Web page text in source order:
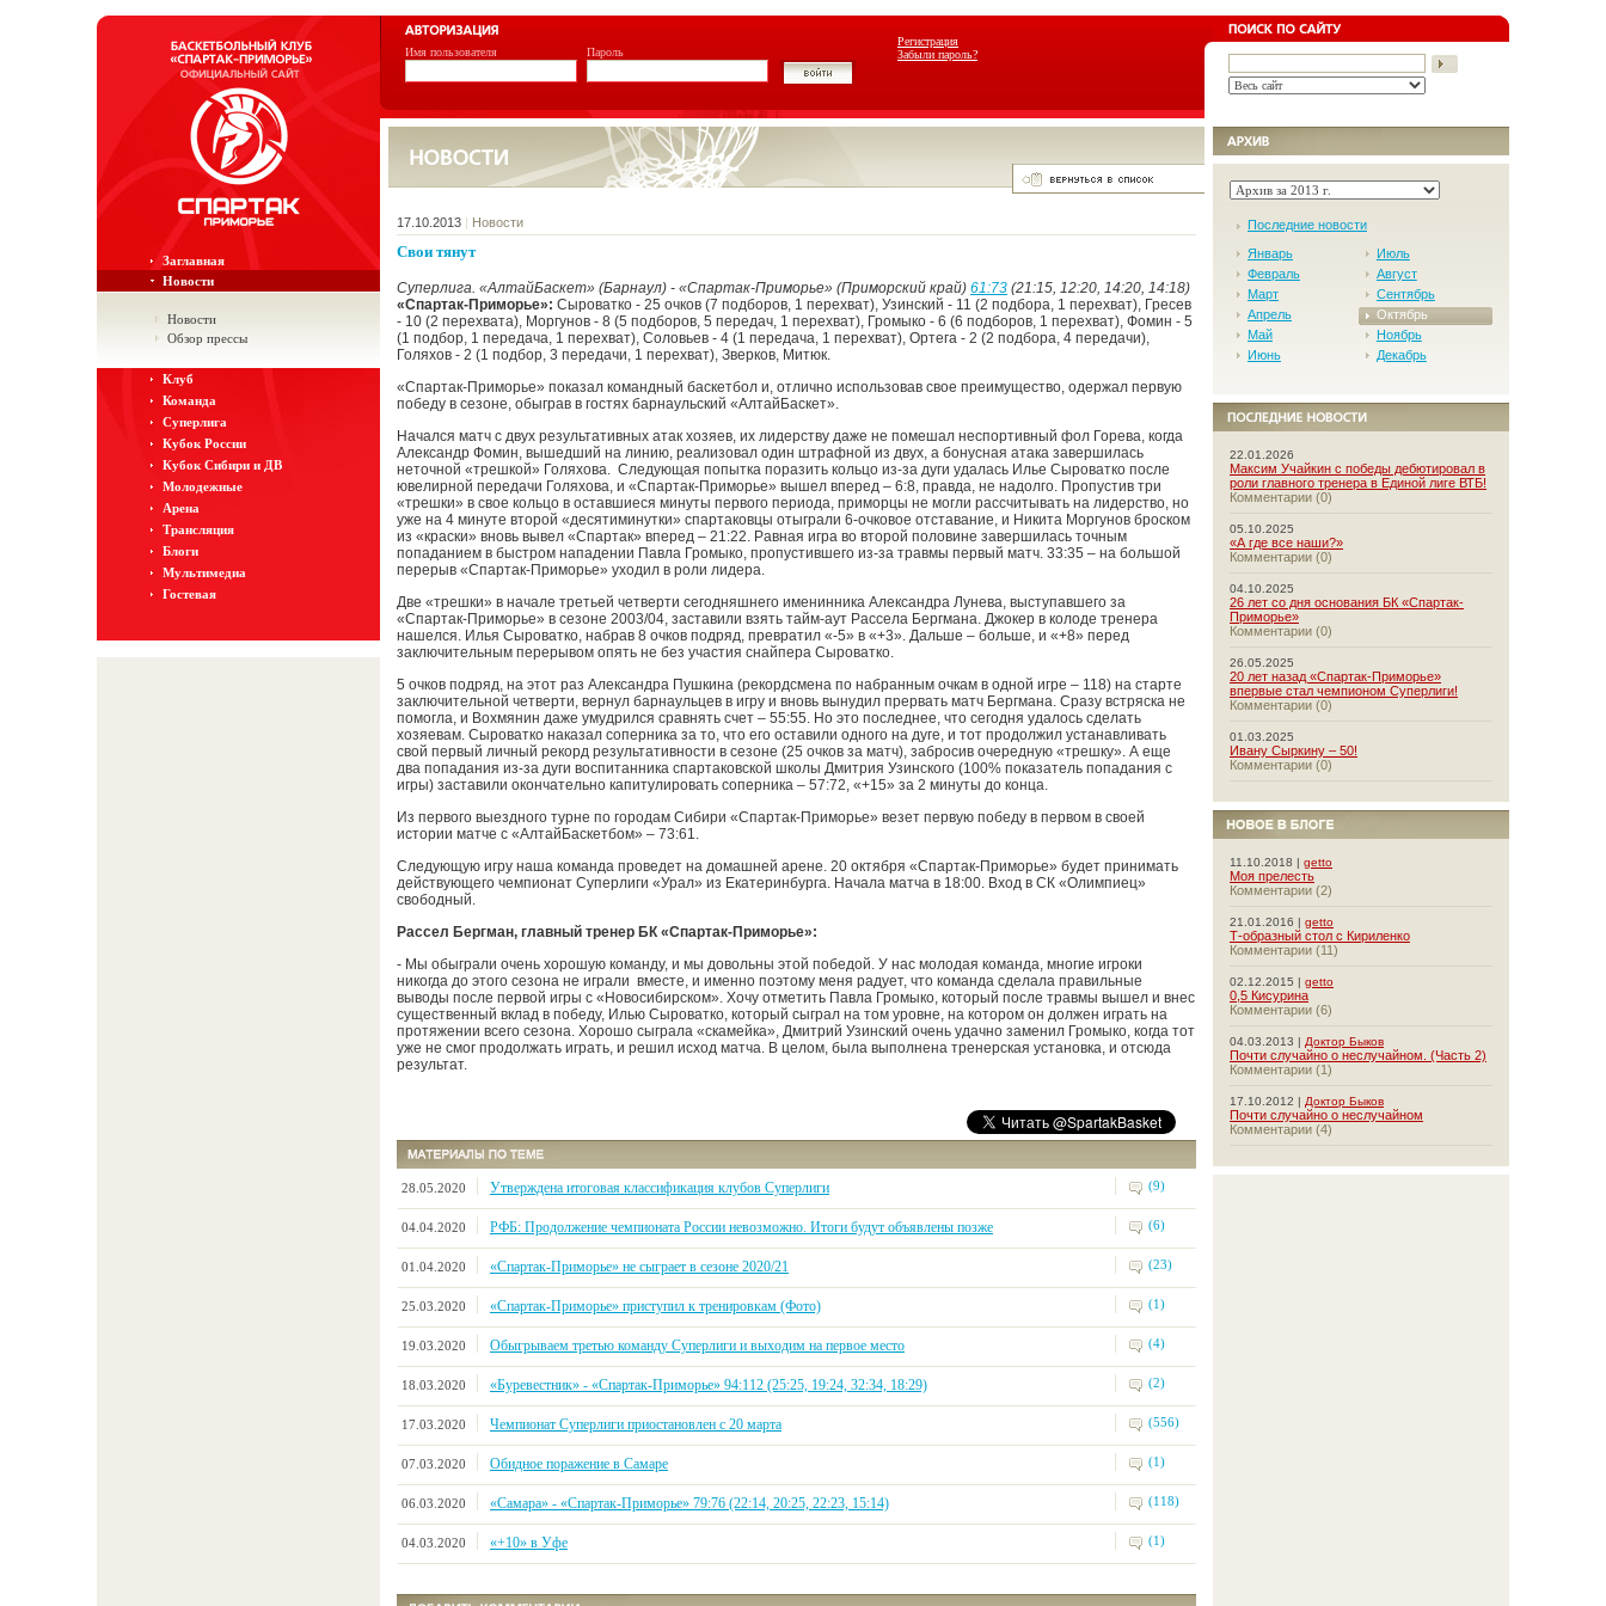
Регистрация
Забыли пароль?
Имя пользователя Пароль
Заглавная
Новости
Новости
Обзор прессы
Клуб
Команда
Суперлига
Кубок России
Кубок Сибири и ДВ
Молодежные
Арена
Трансляция
Блоги
Мультимедиа
Гостевая
17.10.2013 | Новости
Свои тянут
Суперлига. «АлтайБаскет» (Барнаул) - «Спартак-Приморье» (Приморский край) 61:73 (21:15, 12:20, 14:20, 14:18)
«Спартак-Приморье»: Сыроватко - 25 очков (7 подборов, 1 перехват), Узинский - 11 (2 подбора, 1 перехват), Гресев
- 10 (2 перехвата), Моргунов - 8 (5 подборов, 5 передач, 1 перехват), Громыко - 6 (6 подборов, 1 перехват), Фомин - 5
(1 подбор, 1 передача, 1 перехват), Соловьев - 4 (1 передача, 1 перехват), Ортега - 2 (2 подбора, 4 передачи),
Голяхов - 2 (1 подбор, 3 передачи, 1 перехват), Зверков, Митюк.
«Спартак-Приморье» показал командный баскетбол и, отлично использовав свое преимущество, одержал первую
победу в сезоне, обыграв в гостях барнаульский «АлтайБаскет».
Начался матч с двух результативных атак хозяев, их лидерству даже не помешал неспортивный фол Горева, когда
Александр Фомин, вышедший на линию, реализовал один штрафной из двух, а бонусная атака завершилась
неточной «трешкой» Голяхова. Следующая попытка поразить кольцо из-за дуги удалась Илье Сыроватко после
ювелирной передачи Голяхова, и «Спартак-Приморье» вышел вперед – 6:8, правда, не надолго. Пропустив три
«трешки» в свое кольцо в оставшиеся минуты первого периода, приморцы не могли рассчитывать на лидерство, но
уже на 4 минуте второй «десятиминутки» спартаковцы отыграли 6-очковое отставание, и Никита Моргунов броском
из «краски» вновь вывел «Спартак» вперед – 21:22. Равная игра во второй половине завершилась точным
попаданием в быстром нападении Павла Громыко, пропустившего из-за травмы первый матч. 33:35 – на большой
перерыв «Спартак-Приморье» уходил в роли лидера.
Две «трешки» в начале третьей четверти сегодняшнего именинника Александра Лунева, выступавшего за
«Спартак-Приморье» в сезоне 2003/04, заставили взять тайм-аут Рассела Бергмана. Джокер в колоде тренера
нашелся. Илья Сыроватко, набрав 8 очков подряд, превратил «-5» в «+3». Дальше – больше, и «+8» перед
заключительным перерывом опять не без участия снайпера Сыроватко.
5 очков подряд, на этот раз Александра Пушкина (рекордсмена по набранным очкам в одной игре – 118) на старте
заключительной четверти, вернул барнаульцев в игру и вновь вынудил прервать матч Бергмана. Сразу встряска не
помогла, и Вохмянин даже умудрился сравнять счет – 55:55. Но это последнее, что сегодня удалось сделать
хозяевам. Сыроватко наказал соперника за то, что его оставили одного на дуге, и тот продолжил устанавливать
свой первый личный рекорд результативности в сезоне (25 очков за матч), забросив очередную «трешку». А еще
два попадания из-за дуги воспитанника спартаковской школы Дмитрия Узинского (100% показатель попадания с
игры) заставили окончательно капитулировать соперника – 57:72, «+15» за 2 минуты до конца.
Из первого выездного турне по городам Сибири «Спартак-Приморье» везет первую победу в первом в своей
истории матче с «АлтайБаскетбом» – 73:61.
Следующую игру наша команда проведет на домашней арене. 20 октября «Спартак-Приморье» будет принимать
действующего чемпионат Суперлиги «Урал» из Екатеринбурга. Начала матча в 18:00. Вход в СК «Олимпиец»
свободный.
Рассел Бергман, главный тренер БК «Спартак-Приморье»:
- Мы обыграли очень хорошую команду, и мы довольны этой победой. У нас молодая команда, многие игроки
никогда до этого сезона не играли вместе, и именно поэтому меня радует, что команда сделала правильные
выводы после первой игры с «Новосибирском». Хочу отметить Павла Громыко, который после травмы вышел и внес
существенный вклад в победу, Илью Сыроватко, который сыграл на том уровне, на котором он должен играть на
протяжении всего сезона. Хорошо сыграла «скамейка», Дмитрий Узинский очень удачно заменил Громыко, когда тот
уже не смог продолжать играть, и решил исход матча. В целом, была выполнена тренерская установка, и отсюда
результат.
28.05.2020 Утверждена итоговая классификация клубов Суперлиги (9)
04.04.2020 РФБ: Продолжение чемпионата России невозможно. Итоги будут объявлены позже (6)
01.04.2020 «Спартак-Приморье» не сыграет в сезоне 2020/21 (23)
25.03.2020 «Спартак-Приморье» приступил к тренировкам (Фото) (1)
19.03.2020 Обыгрываем третью команду Суперлиги и выходим на первое место (4)
18.03.2020 «Буревестник» - «Спартак-Приморье» 94:112 (25:25, 19:24, 32:34, 18:29) (2)
17.03.2020 Чемпионат Суперлиги приостановлен с 20 марта (556)
07.03.2020 Обидное поражение в Самаре (1)
06.03.2020 «Самара» - «Спартак-Приморье» 79:76 (22:14, 20:25, 22:23, 15:14) (118)
04.03.2020 «+10» в Уфе (1)
Последние новости
Январь
Февраль
Март
Апрель
Май
Июнь
Июль
Август
Сентябрь
Октябрь
Ноябрь
Декабрь
22.01.2026
Максим Учайкин с победы дебютировал в
роли главного тренера в Единой лиге ВТБ!
Комментарии (0)
05.10.2025
«А где все наши?»
Комментарии (0)
04.10.2025
26 лет со дня основания БК «Спартак-
Приморье»
Комментарии (0)
26.05.2025
20 лет назад «Спартак-Приморье»
впервые стал чемпионом Суперлиги!
Комментарии (0)
01.03.2025
Ивану Сыркину – 50!
Комментарии (0)
11.10.2018 | getto
Моя прелесть
Комментарии (2)
21.01.2016 | getto
Т-образный стол с Кириленко
Комментарии (11)
02.12.2015 | getto
0,5 Кисурина
Комментарии (6)
04.03.2013 | Доктор Быков
Почти случайно о неслучайном. (Часть 2)
Комментарии (1)
17.10.2012 | Доктор Быков
Почти случайно о неслучайном
Комментарии (4)